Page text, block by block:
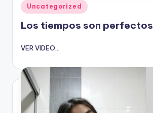
Publicado
en
Uncategorized
Los tiempos son perfectos
VER VIDEO...